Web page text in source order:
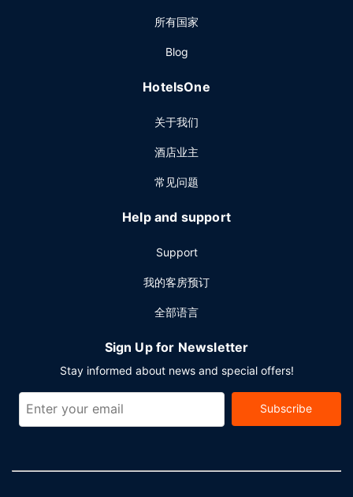
872 平方米（9386 平方英尺）的空间，包括会议场地和会议
所有国家
Blog
HotelsOne
关于我们
酒店业主
常见问题
Help and support
Support
我的客房预订
全部语言
Sign Up for Newsletter
Stay informed about news and special offers!
Subscribe